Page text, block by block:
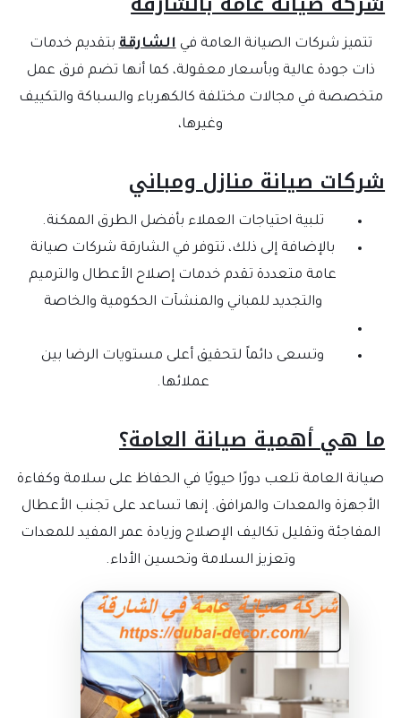
تتميز شركات الصيانة العامة فيالشارقةبتقديم خدمات
ذات جودة عالية وبأسعار معقولة، كما أنها تضم فرق عمل
متخصصة في مجالات مختلفة كالكهرباء والسباكة والتكييف
وغيرها،
شركات صيانة منازل ومباني
تلبية احتياجات العملاء بأفضل الطرق الممكنة.
بالإضافة إلى ذلك، تتوفر في الشارقة شركات صيانة
عامة متعددة تقدم خدمات إصلاح الأعطال والترميم
والتجديد للمباني والمنشآت الحكومية والخاصة
وتسعى دائماً لتحقيق أعلى مستويات الرضا بين
عملائها.
ما هي أهمية صيانة العامة؟
صيانة العامة تلعب دورًا حيويًا في الحفاظ على سلامة وكفاءة
الأجهزة والمعدات والمرافق. إنها تساعد على تجنب الأعطال
المفاجئة وتقليل تكاليف الإصلاح وزيادة عمر المفيد للمعدات
وتعزيز السلامة وتحسين الأداء.